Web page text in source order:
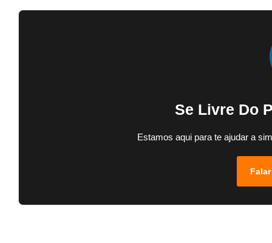
Se Livre Do
Estamos aqui para te ajudar a